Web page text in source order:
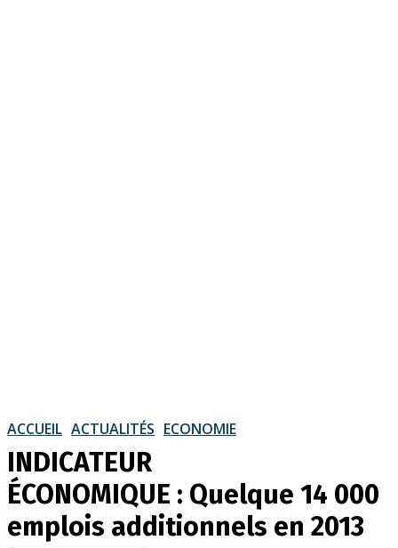
ACCUEIL ACTUALITÉS ECONOMIE
INDICATEUR
ÉCONOMIQUE : Quelque 14 000
emplois additionnels en 2013